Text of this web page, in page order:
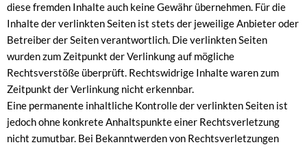
diese fremden Inhalte auch keine Gewähr übernehmen. Für die
Inhalte der verlinkten Seiten ist stets der jeweilige Anbieter oder
Betreiber der Seiten verantwortlich. Die verlinkten Seiten
wurden zum Zeitpunkt der Verlinkung auf mögliche
Rechtsverstöße überprüft. Rechtswidrige Inhalte waren zum
Zeitpunkt der Verlinkung nicht erkennbar.
Eine permanente inhaltliche Kontrolle der verlinkten Seiten ist
jedoch ohne konkrete Anhaltspunkte einer Rechtsverletzung
nicht zumutbar. Bei Bekanntwerden von Rechtsverletzungen